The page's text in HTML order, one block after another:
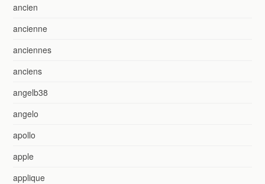
ancien
ancienne
anciennes
anciens
angelb38
angelo
apollo
apple
applique